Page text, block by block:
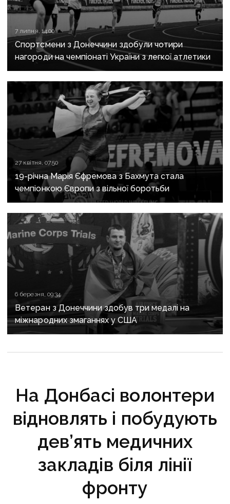
7 липня, 14:00
Спортсмени з Донеччини здобули чотири
нагороди на чемпіонаті України з легкої атлетики
27 квітня, 07:50
19-річна Марія Єфремова з Бахмута стала
чемпіонкою Європи з вільної боротьби
6 березня, 09:34
Ветеран з Донеччини здобув три медалі на
міжнародних змаганнях у США
На Донбасі волонтери
відновлять і побудують
дев’ять медичних
закладів біля лінії
фронту